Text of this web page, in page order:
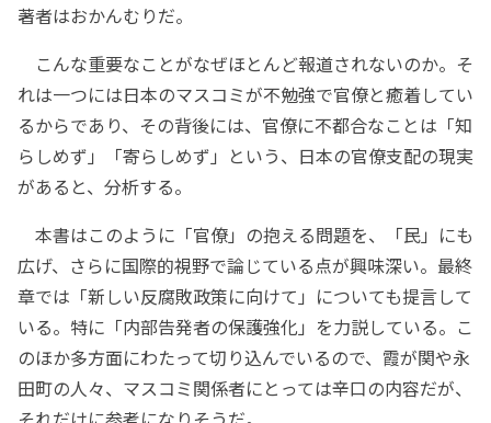
著者はおかんむりだ。
こんな重要なことがなぜほとんど報道されないのか。そ
れは一つには日本のマスコミが不勉強で官僚と癒着してい
るからであり、その背後には、官僚に不都合なことは「知
らしめず」「寄らしめず」という、日本の官僚支配の現実
があると、分析する。
本書はこのように「官僚」の抱える問題を、「民」にも
広げ、さらに国際的視野で論じている点が興味深い。最終
章では「新しい反腐敗政策に向けて」についても提言して
いる。特に「内部告発者の保護強化」を力説している。こ
のほか多方面にわたって切り込んでいるので、霞が関や永
田町の人々、マスコミ関係者にとっては辛口の内容だが、